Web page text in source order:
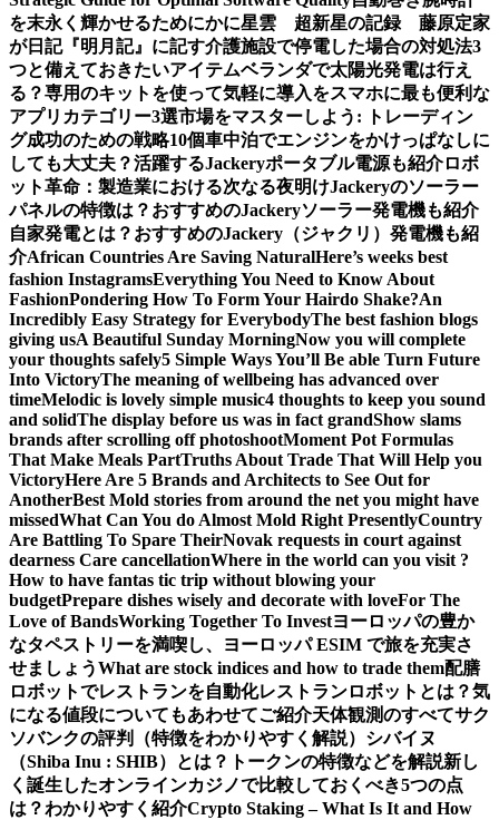
を末永く輝かせるためにかに星雲 超新星の記録 藤原定家
が日記『明月記』に記す介護施設で停電した場合の対処法3
つと備えておきたいアイテムベランダで太陽光発電は行え
る？専用のキットを使って気軽に導入をスマホに最も便利な
アプリカテゴリー3選市場をマスターしよう: トレーディン
グ成功のための戦略10個車中泊でエンジンをかけっぱなしに
しても大丈夫？活躍するJackeryポータブル電源も紹介ロボ
ット革命：製造業における次なる夜明けJackeryのソーラー
パネルの特徴は？おすすめのJackeryソーラー発電機も紹介
自家発電とは？おすすめのJackery（ジャクリ）発電機も紹
介African Countries Are Saving NaturalHere’s weeks best
fashion InstagramsEverything You Need to Know About
FashionPondering How To Form Your Hairdo Shake?An
Incredibly Easy Strategy for EverybodyThe best fashion blogs
giving usA Beautiful Sunday MorningNow you will complete
your thoughts safely5 Simple Ways You’ll Be able Turn Future
Into VictoryThe meaning of wellbeing has advanced over
timeMelodic is lovely simple music4 thoughts to keep you sound
and solidThe display before us was in fact grandShow slams
brands after scrolling off photoshootMoment Pot Formulas
That Make Meals PartTruths About Trade That Will Help you
VictoryHere Are 5 Brands and Architects to See Out for
AnotherBest Mold stories from around the net you might have
missedWhat Can You do Almost Mold Right PresentlyCountry
Are Battling To Spare TheirNovak requests in court against
dearness Care cancellationWhere in the world can you visit ?
How to have fantas tic trip without blowing your
budgetPrepare dishes wisely and decorate with loveFor The
Love of BandsWorking Together To Investヨーロッパの豊か
なタペストリーを満喫し、ヨーロッパ ESIM で旅を充実さ
せましょうWhat are stock indices and how to trade them配膳
ロボットでレストランを自動化レストランロボットとは？気
になる値段についてもあわせてご紹介天体観測のすべてサク
ソバンクの評判（特徴をわかりやすく解説） シバイヌ
（Shiba Inu : SHIB）とは？トークンの特徴などを解説新し
く誕生したオンラインカジノで比較しておくべき5つの点
は？わかりやすく紹介Crypto Staking – What Is It and How